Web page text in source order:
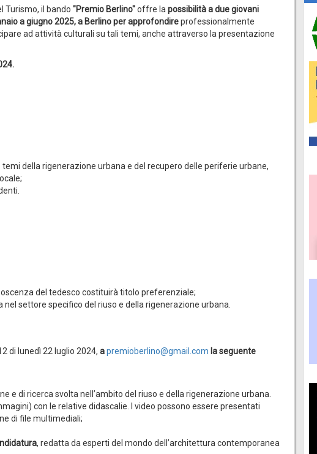
Turismo, il bando "Premio Berlino"offre la possibilità a due giovani
a giugno 2025, a Berlino per approfondireprofessionalmente
ad attività culturali su tali temi, anche attraverso la presentazione
della rigenerazione urbana e del recupero delle periferie urbane,
del tedesco costituirà titolo preferenziale;
settore specifico del riuso e della rigenerazione urbana.
di lunedì 22 luglio 2024, apremioberlino@gmail.com la seguente
e di ricerca svolta nell’ambito del riuso e della rigenerazione urbana.
con le relative didascalie. I video possono essere presentati
di file multimediali;
, redatta da esperti del mondo dell’architettura contemporanea